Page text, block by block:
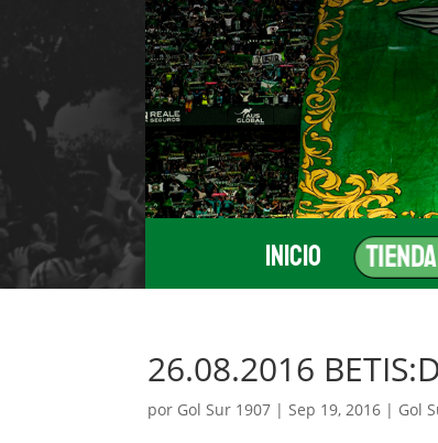
Inicio
26.08.2016
por Gol Sur 1907 | Sep 19, 2016 | Gol